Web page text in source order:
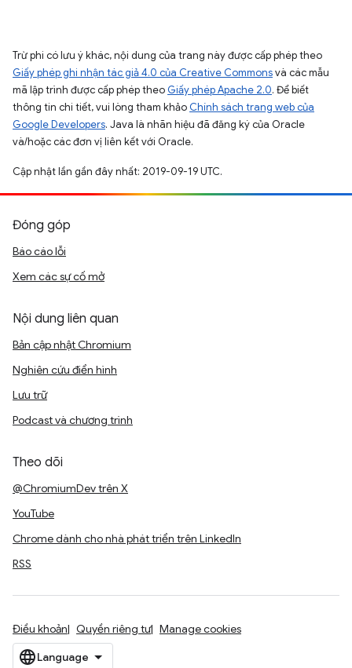
Trừ phi có lưu ý khác, nội dung của trang này được cấp phép theo
Giấy phép ghi nhận tác giả 4.0 của Creative Commonsvà các mẫu
mã lập trình được cấp phép theo Giấy phép Apache 2.0. Để biết
thông tin chi tiết, vui lòng tham khảo Chính sách trang web của
Google Developers. Java là nhãn hiệu đã đăng ký của Oracle
và/hoặc các đơn vị liên kết với Oracle.
Cập nhật lần gần đây nhất: 2019-09-19 UTC.
Đóng góp
Báo cáo lỗi
Xem các sự cố mở
Nội dung liên quan
Bản cập nhật Chromium
Nghiên cứu điển hình
Lưu trữ
Podcast và chương trình
Theo dõi
@ChromiumDev trên X
YouTube
Chrome dành cho nhà phát triển trên LinkedIn
RSS
Điều khoản Quyền riêng tư Manage cookies